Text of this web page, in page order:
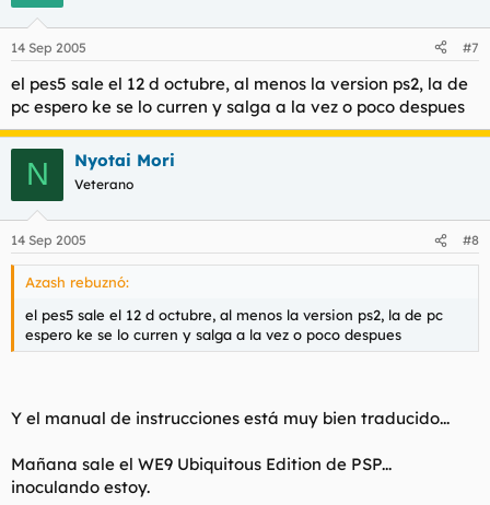
14 Sep 2005 #7
el pes5 sale el 12 d octubre, al menos la version ps2, la de
pc espero ke se lo curren y salga a la vez o poco despues
N Nyotai Mori
Veterano
14 Sep 2005 #8
Azash rebuznó:
el pes5 sale el 12 d octubre, al menos la version ps2, la de pc
espero ke se lo curren y salga a la vez o poco despues
Y el manual de instrucciones está muy bien traducido...
Mañana sale el WE9 Ubiquitous Edition de PSP...
inoculando estoy.